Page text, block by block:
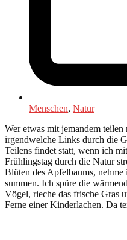
Menschen, Natur
Wer etwas mit jemandem
irgendwelche Links durch die
Teilens findet statt, wenn ich
Frühlingstag durch die Natur
Blüten des Apfelbaums,
summen. Ich spüre die
Vögel, rieche das frische Gras
Ferne einer Kinderlachen. Da